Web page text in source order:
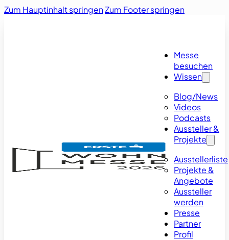
Zum Hauptinhalt springenZum Footer springen
Messe
besuchen
Wissen
Blog/News
Videos
Podcasts
Aussteller &
Projekte
Ausstellerliste
Projekte &
Angebote
Aussteller
werden
Presse
Partner
Profil